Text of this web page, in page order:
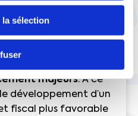
sélection
la
France comme les
induites
artificielle
majeurs. A ce
développement d’un
fiscal plus favorable